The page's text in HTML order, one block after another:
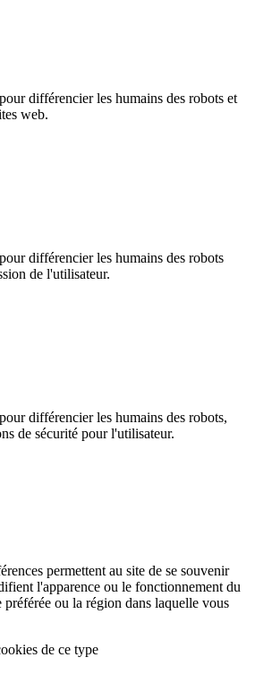
différencier les humains des robots et
web.
différencier les humains des robots
de l'utilisateur.
différencier les humains des robots,
de sécurité pour l'utilisateur.
permettent au site de se souvenir
l'apparence ou le fonctionnement du
ou la région dans laquelle vous
de ce type